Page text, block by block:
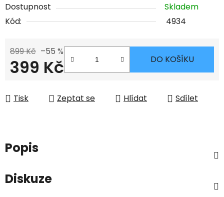
Dostupnost
Skladem
Kód:
4934
899 Kč –55 %
399 Kč DO KOŠÍKU
Tisk Zeptat se Hlídat Sdílet
Popis
Diskuze